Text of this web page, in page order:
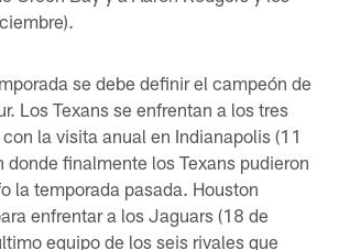
se debe definir el campeón de
Los Texans se enfrentan a los tres
la visita anual en Indianapolis (11
donde finalmente los Texans pudieron
la temporada pasada. Houston
enfrentar a los Jaguars (18 de
equipo de los seis rivales que